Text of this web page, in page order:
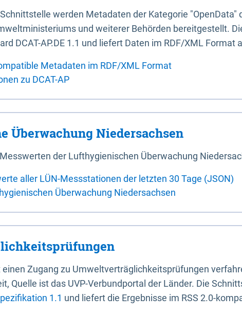
Schnittstelle werden Metadaten der Kategorie "OpenData"
und weiterer Behörden bereitgestellt.
DCAT-AP.DE 1.1 und liefert Daten im RDF/XML Format
Metadaten im RDF/XML Format
zu DCAT-AP
Überwachung Niedersachsen
der Lufthygienischen Überwachung
aller LÜN-Messstationen der letzten 30 Tage (JSON)
Überwachung Niedersachsen
Zugang zu Umweltverträglichkeitsprüfungen
Quelle ist das UVP-Verbundportal der Länder. Die
1.1 und liefert die Ergebnisse im RSS 2.0-